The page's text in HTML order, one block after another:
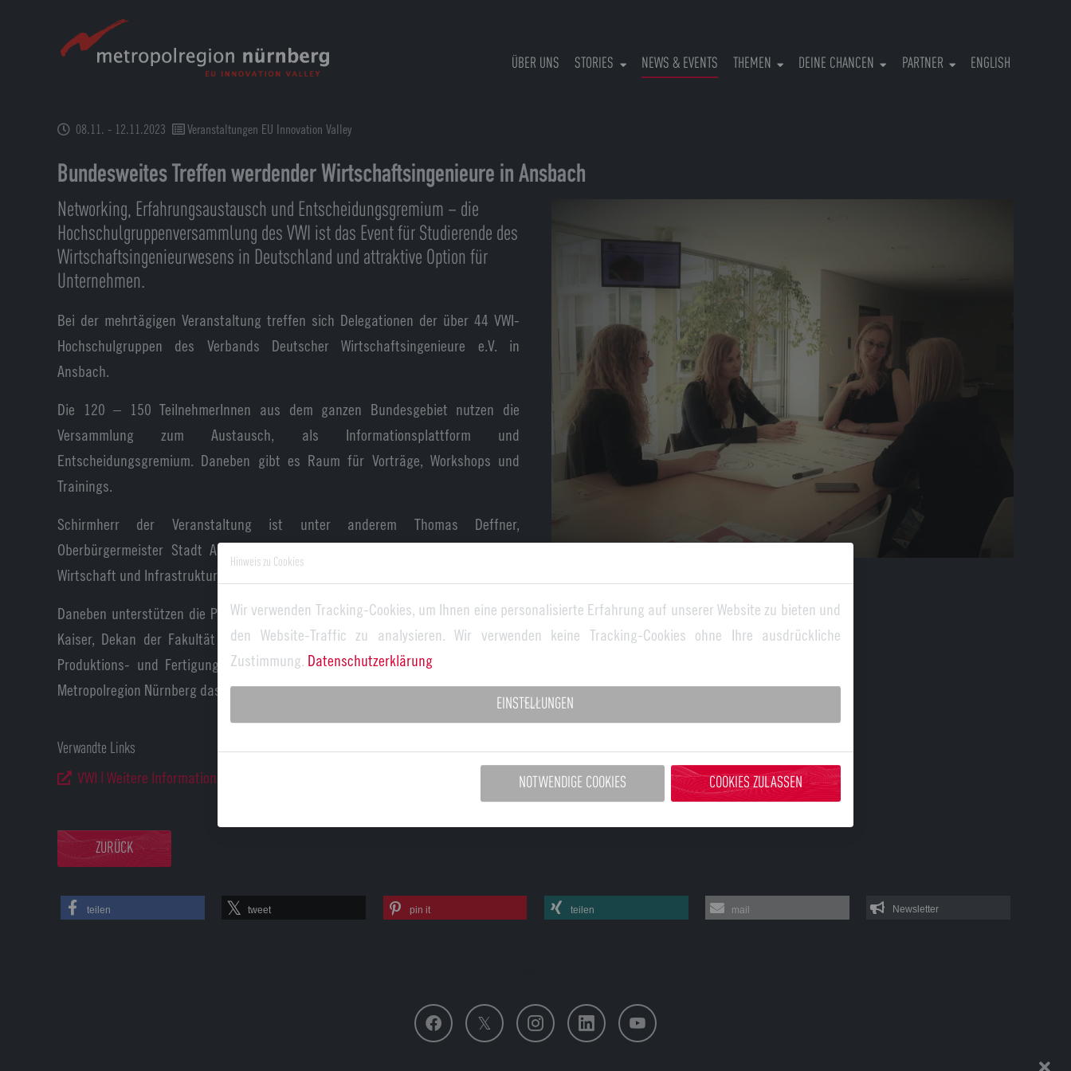
ÜBER UNS STORIES NEWS & EVENTS(CURRENT)
THEMEN DEINE CHANCEN PARTNER ENGLISH
08.11. - 12.11.2023 Veranstaltungen EU Innovation Valley
Bundesweites Treffen werdender Wirtschaftsingenieure in Ansbach
Networking, Erfahrungsaustausch und Entscheidungsgremium – die
Hochschulgruppenversammlung des VWI ist das Event für Studierende des
Wirtschaftsingenieurwesens in Deutschland und attraktive Option für
Unternehmen.
Bei der mehrtägigen Veranstaltung treffen sich Delegationen der über 44 VWI-
Hochschulgruppen des Verbands Deutscher Wirtschaftsingenieure e.V. in
Ansbach.
Die 120 – 150 TeilnehmerInnen aus dem ganzen Bundesgebiet nutzen die
Versammlung zum Austausch, als Informationsplattform und
Entscheidungsgremium. Daneben gibt es Raum für Vorträge, Workshops und
Trainings.
Schirmherr der Veranstaltung ist unter anderem Thomas Deffner,
Oberbürgermeister Stadt Ansbach und pol. Sprechers des Leitungsgremiums
Wirtschaft und Infrastruktur der Metropolregion Nürnberg.
Daneben unterstützen die Professoren der Hochschule Ansbach, Dr.-Ing. Norbert
Kaiser, Dekan der Fakultät Technik sowie Dr.-Ing. Lukas Prasol (Professor für
Produktions- und Fertigungstechnik) sowie die Initiative Innovationskunst der
Metropolregion Nürnberg das Event.
Verwandte Links
VWI | Weitere Informationen zur Hochschulgruppenversammlung
ZURÜCK
teilen tweet pin it teilen mail
Hinweis zu Cookies
Wir verwenden Tracking-Cookies, um Ihnen eine personalisierte Erfahrung auf unserer Website zu bieten und
den Website-Traffic zu analysieren. Wir verwenden keine Tracking-Cookies ohne Ihre ausdrückliche
Zustimmung. Datenschutzerklärung
EINSTELLUNGEN
NOTWENDIGE COOKIES COOKIES ZULASSEN